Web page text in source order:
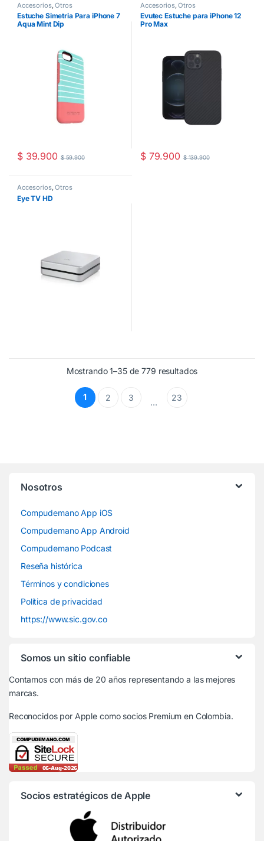
Accesorios,Otros
Estuche Simetria Para iPhone 7
Aqua Mint Dip
$39.900 $59.900
Accesorios,Otros
Evutec Estuche para iPhone 12
Pro Max
$79.900 $139.900
Accesorios,Otros
Eye TV HD
Mostrando 1–35 de 779 resultados
1 2 3 … 23
Nosotros
Compudemano App iOS
Compudemano App Android
Compudemano Podcast
Reseña histórica
Términos y condiciones
Política de privacidad
https://www.sic.gov.co
Somos un sitio confiable
Contamos con más de 20 años representando a las mejores
marcas.
Reconocidos por Apple como socios Premium en Colombia.
Socios estratégicos de Apple